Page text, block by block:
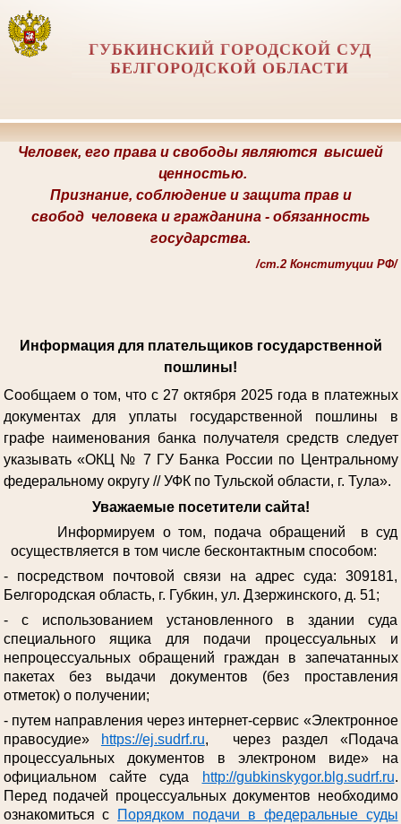
ГУБКИНСКИЙ ГОРОДСКОЙ СУД
БЕЛГОРОДСКОЙ ОБЛАСТИ
Человек, его права и свободы являются высшей
ценностью.
Признание, соблюдение и защита прав и
свобод человека и гражданина - обязанность
государства.
/ст.2 Конституции РФ/
Информация для плательщиков государственной
пошлины!
Сообщаем о том, что с 27 октября 2025 года в платежных
документах для уплаты государственной пошлины в
графе наименования банка получателя средств следует
указывать «ОКЦ № 7 ГУ Банка России по Центральному
федеральному округу // УФК по Тульской области, г. Тула».
Уважаемые посетители сайта!
Информируем о том, подача обращений в суд
осуществляется в том числе бесконтактным способом:
- посредством почтовой связи на адрес суда: 309181,
Белгородская область, г. Губкин, ул. Дзержинского, д. 51;
- с использованием установленного в здании суда
специального ящика для подачи процессуальных и
непроцессуальных обращений граждан в запечатанных
пакетах без выдачи документов (без проставления
отметок) о получении;
- путем направления через интернет-сервис «Электронное
правосудие»
https://ej.sudrf.ru, через раздел «Подача
процессуальных документов в электроном виде» на
официальном сайте суда
http://gubkinskygor.blg.sudrf.ru.
Перед подачей процессуальных документов необходимо
ознакомиться с
Порядком подачи в федеральные суды